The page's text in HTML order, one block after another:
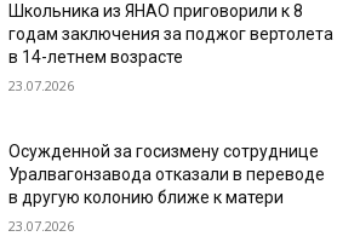
Школьника из ЯНАО приговорили к 8
годам заключения за поджог вертолета
в 14-летнем возрасте
23.07.2026
Осужденной за госизмену сотруднице
Уралвагонзавода отказали в переводе
в другую колонию ближе к матери
23.07.2026